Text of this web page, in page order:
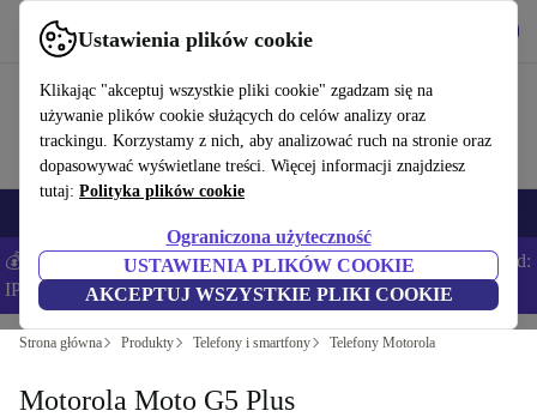
Ustawienia plików cookie
Klikając "akceptuj wszystkie pliki cookie" zgadzam się na
używanie plików cookie służących do celów analizy oraz
trackingu. Korzystamy z nich, aby analizować ruch na stronie oraz
dopasowywać wyświetlane treści. Więcej informacji znajdziesz
tutaj: Polityka plików cookie
Ograniczona użyteczność
USTAWIENIA PLIKÓW COOKIE
AKCEPTUJ WSZYSTKIE PLIKI COOKIE
Korzystaj z refurbed szybko i łatwo
💰Zaoszczędź DODATKOWE 5% na wszystkich iPhone’ach – Kod:
IPHONEDEAL –Regulamin
Strona główna Produkty Telefony i smartfony Telefony Motorola
Motorola Moto G5 Plus